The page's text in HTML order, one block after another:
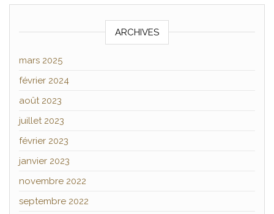
ARCHIVES
mars 2025
février 2024
août 2023
juillet 2023
février 2023
janvier 2023
novembre 2022
septembre 2022